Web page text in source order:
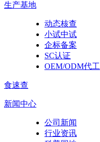
生产基地
动态核查
小试中试
企标备案
SC认证
OEM/ODM代工
食速查
新闻中心
公司新闻
行业资讯